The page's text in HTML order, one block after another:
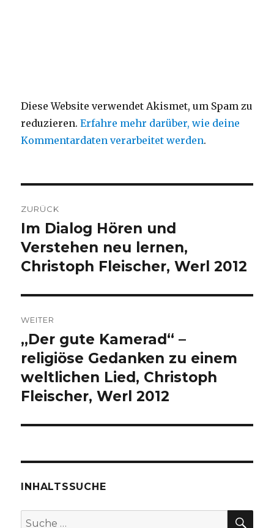
Diese Website verwendet Akismet, um Spam zu
reduzieren.Erfahre mehr darüber, wie deine
Kommentardaten verarbeitet werden.
ZURÜCK
Vorheriger
Beitrag:
Im Dialog Hören und
Verstehen neu lernen,
Christoph Fleischer, Werl 2012
WEITER
Nächster
Beitrag:
„Der gute Kamerad“ –
religiöse Gedanken zu einem
weltlichen Lied, Christoph
Fleischer, Werl 2012
INHALTSSUCHE
Suche